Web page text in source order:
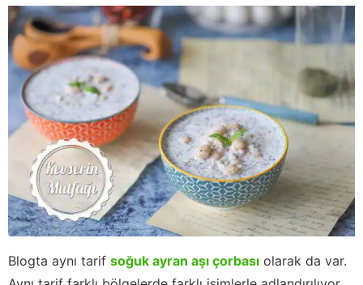
Blogta aynı tarif soğuk ayran aşı çorbası olarak da var.